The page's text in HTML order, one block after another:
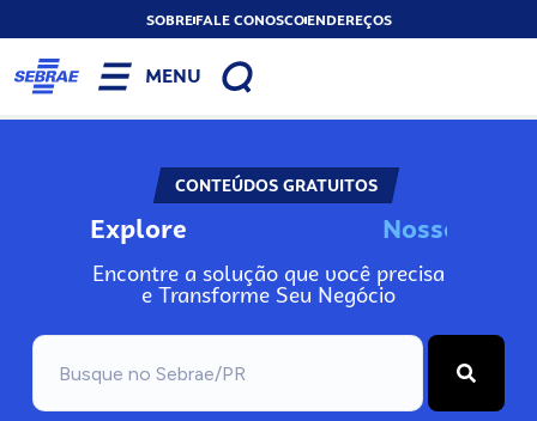
SOBREFALE CONOSCOENDEREÇOS
MENU
CONTEÚDOS GRATUITOS
Explore Nosso
Encontre a solução que você precisa
e Transforme Seu Negócio